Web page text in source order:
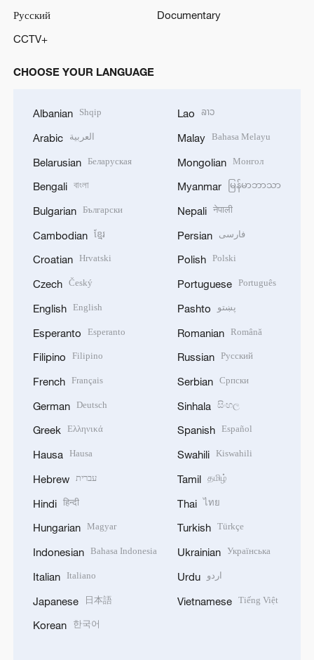
Русский
Documentary
CCTV+
CHOOSE YOUR LANGUAGE
Albanian Shqip
Arabic العربية
Belarusian Беларуская
Bengali বাংলা
Bulgarian Български
Cambodian ខ្មែរ
Croatian Hrvatski
Czech Český
English English
Esperanto Esperanto
Filipino Filipino
French Français
German Deutsch
Greek Ελληνικά
Hausa Hausa
Hebrew עברית
Hindi हिन्दी
Hungarian Magyar
Indonesian Bahasa Indonesia
Italian Italiano
Japanese 日本語
Korean 한국어
Lao ລາວ
Malay Bahasa Melayu
Mongolian Монгол
Myanmar မြန်မာဘာသာ
Nepali नेपाली
Persian فارسی
Polish Polski
Portuguese Português
Pashto پښتو
Romanian Română
Russian Русский
Serbian Српски
Sinhala සිංහල
Spanish Español
Swahili Kiswahili
Tamil தமிழ்
Thai ไทย
Turkish Türkçe
Ukrainian Українська
Urdu اردو
Vietnamese Tiếng Việt